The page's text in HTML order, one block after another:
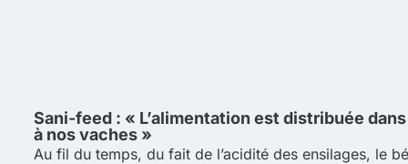
Sani-feed : « L’alimentation est distribuée
à nos vaches »
Au fil du temps, du fait de l’acidité des ensilages, le